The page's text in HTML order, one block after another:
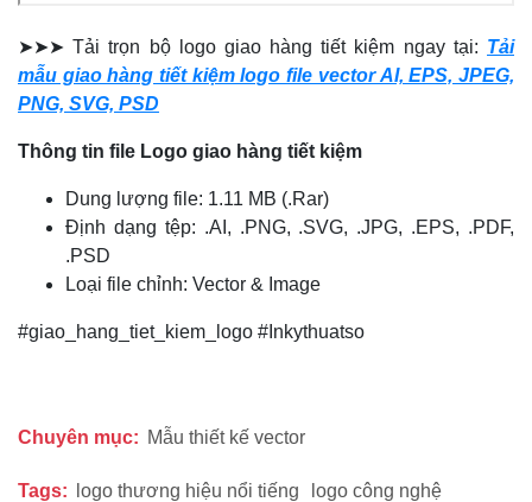
➤➤➤ Tải trọn bộ logo giao hàng tiết kiệm ngay tại: Tải
mẫu giao hàng tiết kiệm logo file vector AI, EPS, JPEG,
PNG, SVG, PSD
Thông tin file Logo giao hàng tiết kiệm
Dung lượng file: 1.11 MB (.Rar)
Định dạng tệp: .AI, .PNG, .SVG, .JPG, .EPS, .PDF,
.PSD
Loại file chỉnh: Vector & Image
#giao_hang_tiet_kiem_logo #Inkythuatso
Chuyên mục: Mẫu thiết kế vector
Tags: logo thương hiệu nổi tiếng
logo công nghệ